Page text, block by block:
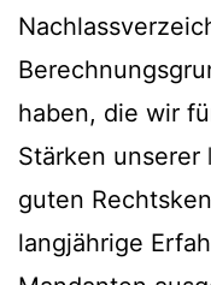
haben, die wir
Stärken unserer
guten
langjährige